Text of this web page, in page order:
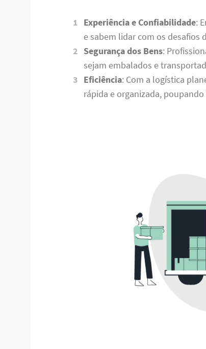
Experiência e Confiabilidade:
e sabem lidar com os desafios
Segurança dos Bens:
sejam embalados e
Eficiência: Com a logística
rápida e organizada,